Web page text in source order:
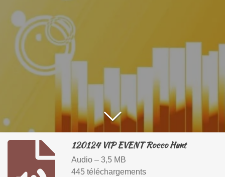
120124 VIP EVENT Rocco Hunt
Audio – 3,5 MB
445 téléchargements